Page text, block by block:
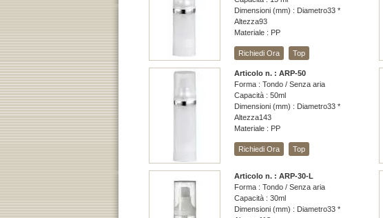
Dimensioni (mm) : Diametro33 *
Altezza93
Materiale : PP
Richiedi Ora Top
Articolo n. : ARP-50
Forma : Tondo / Senza aria
Capacità : 50ml
Dimensioni (mm) : Diametro33 *
Altezza143
Materiale : PP
Richiedi Ora Top
Articolo n. : ARP-30-L
Forma : Tondo / Senza aria
Capacità : 30ml
Dimensioni (mm) : Diametro33 *